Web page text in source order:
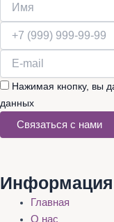
Нажимая кнопку, вы
данных
Связаться с нами
Информация
Главная
О нас